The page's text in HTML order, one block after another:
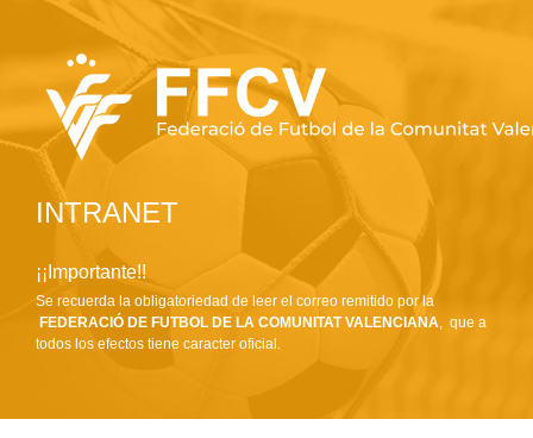
INTRANET
¡¡Importante!!
Se recuerda la obligatoriedad de leer el correo remitido por la
FEDERACIÓ DE FUTBOL DE LA COMUNITAT VALENCIANA, que a
todos los efectos tiene caracter oficial.